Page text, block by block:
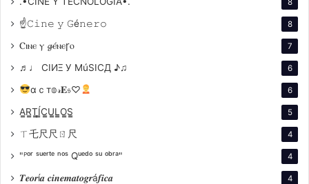
argentino. Es un fanático ferviente de Racing Club y
es conocido por interrumpir grabaciones para seguir
, que muestra
cómo se vivió el Mundial de Qatar 2022 desde la
perspectiva de los hinchas.
Reproductor
☝𝙲𝚒𝚗𝚎 𝚢 𝙶é𝚗𝚎𝚛𝚘 8
Ⲥⲓⲛⲉ ⲩ 𝓰ⲉ́ⲛⲉꞅⲟ 7
♬♩ CIИΞ У MúSICД ♪♫ 6
αｃт𝕠𝓇𝐄𝔰♡ 6
A̳R̳T̳Í̳C̳U̳L̳O̳S̳ 5
ㄒ乇尺尺ㄖ尺 4
"ᴾᵒʳ ˢᵘᵉʳᵗᵉ ⁿᵒˢ Qᵘᵉᵈᵒ ˢᵘ ᵒᵇʳᵃ" 4
𝑻𝒆𝒐𝒓í𝒂 𝒄𝒊𝒏𝒆𝒎𝒂𝒕𝒐𝒈𝒓á𝒇𝒊𝒄𝒂 4